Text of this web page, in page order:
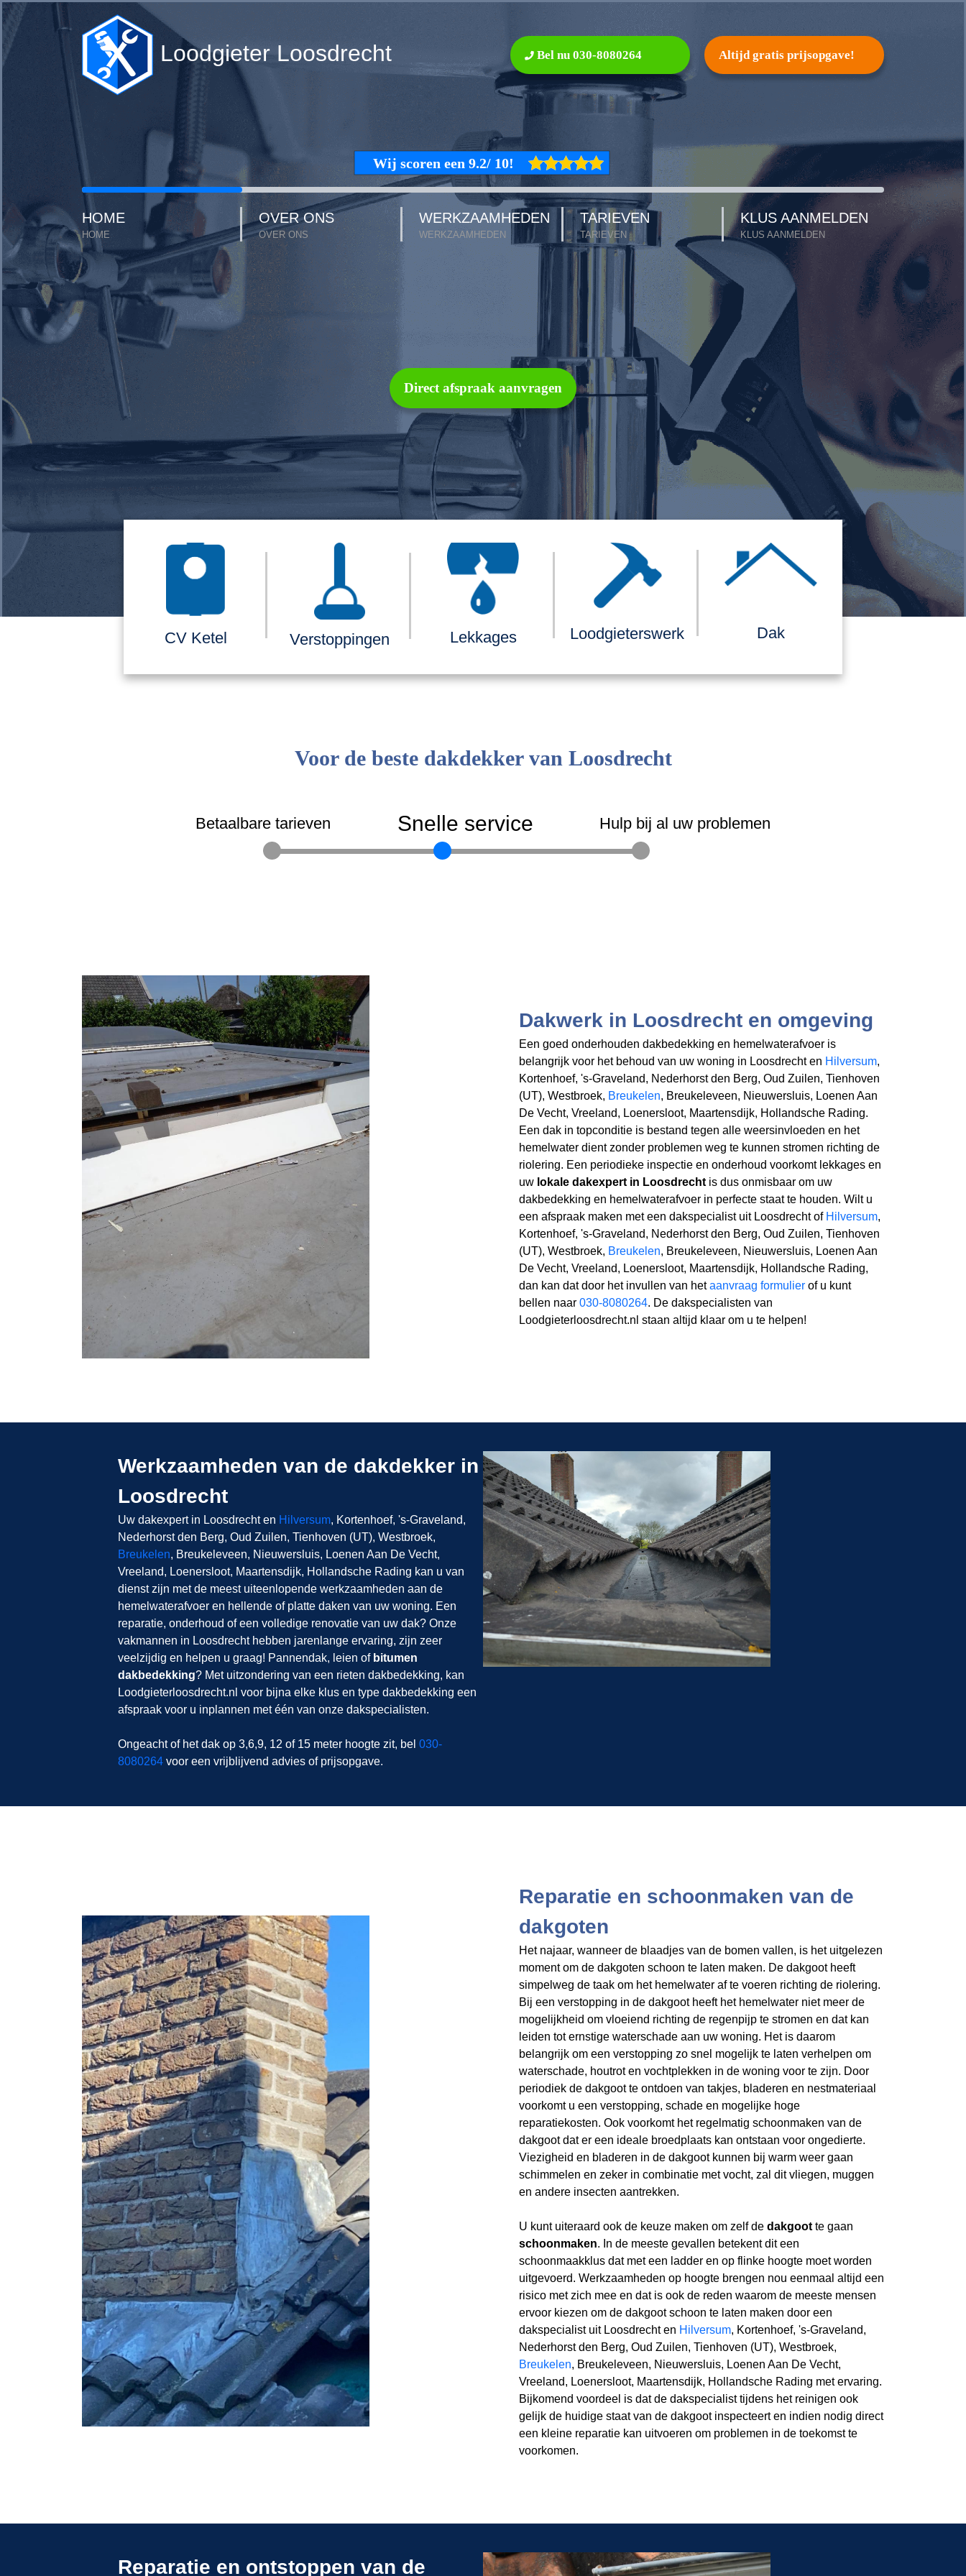
Loodgieter Loosdrecht Bel nu 030-8080264 Altijd gratis prijsopgave!
HOME
HOME
OVER ONS
OVER ONS
WERKZAAMHEDEN
WERKZAAMHEDEN
TARIEVEN
TARIEVEN
KLUS AANMELDEN
KLUS AANMELDEN
Direct afspraak aanvragen
CV Ketel Verstoppingen Lekkages Loodgieterswerk Dak
Voor de beste dakdekker van Loosdrecht
Betaalbare tarieven Snelle service Hulp bij al uw problemen
Dakwerk in Loosdrecht en omgeving
Een goed onderhouden dakbedekking en hemelwaterafvoer is
belangrijk voor het behoud van uw woning in Loosdrecht en Hilversum,
Kortenhoef, 's-Graveland, Nederhorst den Berg, Oud Zuilen, Tienhoven
(UT), Westbroek, Breukelen, Breukeleveen, Nieuwersluis, Loenen Aan
De Vecht, Vreeland, Loenersloot, Maartensdijk, Hollandsche Rading.
Een dak in topconditie is bestand tegen alle weersinvloeden en het
hemelwater dient zonder problemen weg te kunnen stromen richting de
riolering. Een periodieke inspectie en onderhoud voorkomt lekkages en
uw lokale dakexpert in Loosdrecht is dus onmisbaar om uw
dakbedekking en hemelwaterafvoer in perfecte staat te houden. Wilt u
een afspraak maken met een dakspecialist uit Loosdrecht of Hilversum,
Kortenhoef, 's-Graveland, Nederhorst den Berg, Oud Zuilen, Tienhoven
(UT), Westbroek, Breukelen, Breukeleveen, Nieuwersluis, Loenen Aan
De Vecht, Vreeland, Loenersloot, Maartensdijk, Hollandsche Rading,
dan kan dat door het invullen van hetaanvraag formulier of u kunt
bellen naar 030-8080264. De dakspecialisten van
Loodgieterloosdrecht.nl staan altijd klaar om u te helpen!
Werkzaamheden van de dakdekker in
Loosdrecht
Uw dakexpert in Loosdrecht en Hilversum, Kortenhoef, 's-Graveland,
Nederhorst den Berg, Oud Zuilen, Tienhoven (UT), Westbroek,
Breukelen, Breukeleveen, Nieuwersluis, Loenen Aan De Vecht,
Vreeland, Loenersloot, Maartensdijk, Hollandsche Rading kan u van
dienst zijn met de meest uiteenlopende werkzaamheden aan de
hemelwaterafvoer en hellende of platte daken van uw woning. Een
reparatie, onderhoud of een volledige renovatie van uw dak? Onze
vakmannen in Loosdrecht hebben jarenlange ervaring, zijn zeer
veelzijdig en helpen u graag! Pannendak, leien ofbitumen
dakbedekking? Met uitzondering van een rieten dakbedekking, kan
Loodgieterloosdrecht.nl voor bijna elke klus en type dakbedekking een
afspraak voor u inplannen met één van onze dakspecialisten.
Ongeacht of het dak op 3,6,9, 12 of 15 meter hoogte zit, bel 030-
8080264 voor een vrijblijvend advies of prijsopgave.
Reparatie en schoonmaken van de
dakgoten
Het najaar, wanneer de blaadjes van de bomen vallen, is het uitgelezen
moment om de dakgoten schoon te laten maken. De dakgoot heeft
simpelweg de taak om het hemelwater af te voeren richting de riolering.
Bij een verstopping in de dakgoot heeft het hemelwater niet meer de
mogelijkheid om vloeiend richting de regenpijp te stromen en dat kan
leiden tot ernstige waterschade aan uw woning. Het is daarom
belangrijk om een verstopping zo snel mogelijk te laten verhelpen om
waterschade, houtrot en vochtplekken in de woning voor te zijn. Door
periodiek de dakgoot te ontdoen van takjes, bladeren en nestmateriaal
voorkomt u een verstopping, schade en mogelijke hoge
reparatiekosten. Ook voorkomt het regelmatig schoonmaken van de
dakgoot dat er een ideale broedplaats kan ontstaan voor ongedierte.
Viezigheid en bladeren in de dakgoot kunnen bij warm weer gaan
schimmelen en zeker in combinatie met vocht, zal dit vliegen, muggen
en andere insecten aantrekken.
U kunt uiteraard ook de keuze maken om zelf de dakgoot te gaan
schoonmaken. In de meeste gevallen betekent dit een
schoonmaakklus dat met een ladder en op flinke hoogte moet worden
uitgevoerd. Werkzaamheden op hoogte brengen nou eenmaal altijd een
risico met zich mee en dat is ook de reden waarom de meeste mensen
ervoor kiezen om de dakgoot schoon te laten maken door een
dakspecialist uit Loosdrecht en Hilversum, Kortenhoef, 's-Graveland,
Nederhorst den Berg, Oud Zuilen, Tienhoven (UT), Westbroek,
Breukelen, Breukeleveen, Nieuwersluis, Loenen Aan De Vecht,
Vreeland, Loenersloot, Maartensdijk, Hollandsche Rading met ervaring.
Bijkomend voordeel is dat de dakspecialist tijdens het reinigen ook
gelijk de huidige staat van de dakgoot inspecteert en indien nodig direct
een kleine reparatie kan uitvoeren om problemen in de toekomst te
voorkomen.
Reparatie en ontstoppen van de